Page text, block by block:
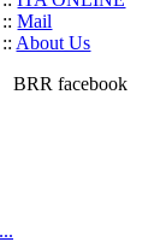
:: Mail
:: About Us
BRR facebook